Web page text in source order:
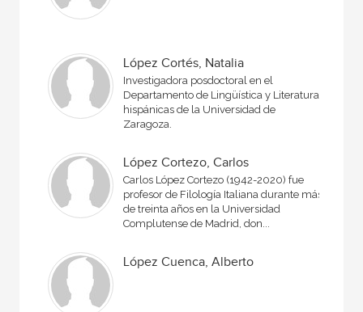
López Cortés, Natalia
Investigadora posdoctoral en el
Departamento de Lingüística y Literatura
hispánicas de la Universidad de
Zaragoza.
López Cortezo, Carlos
Carlos López Cortezo (1942-2020) fue
profesor de Filología Italiana durante más
de treinta años en la Universidad
Complutense de Madrid, don...
López Cuenca, Alberto